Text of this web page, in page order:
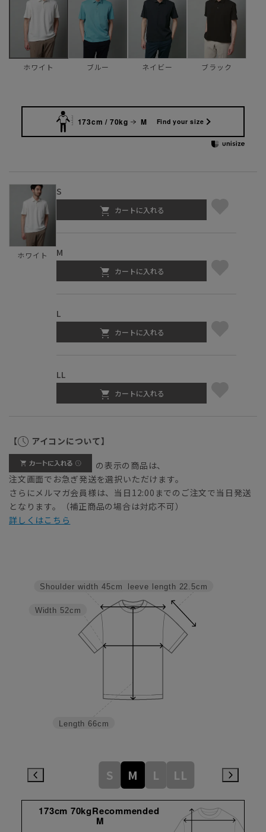
ホワイト ブルー ネイビー ブラック
173cm / 70kg M Find your size
ホワイト
S
カートに入れる
M
カートに入れる
L
カートに入れる
LL
カートに入れる
【 アイコンについて】
の表示の商品は、
注文画面でお急ぎ発送を選択いただけます。
さらにメルマガ会員様は、当日12:00までのご注文で当日発送
となります。（補正商品の場合は対応不可）
詳しくはこちら
Sleeve length 22.5cm
Length 66cm
Width 52cm
Shoulder width 45cm
S M L LL
173cm 70kgRecommended
M